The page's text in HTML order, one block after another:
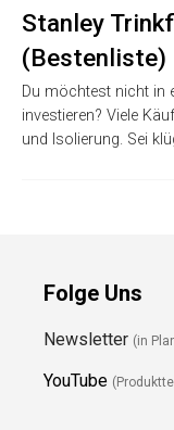
Stanley
(Bestenliste)
Du möchtest nicht in
investieren? Viele
und Isolierung. Sei
Folge Uns
Newsletter (in
YouTube